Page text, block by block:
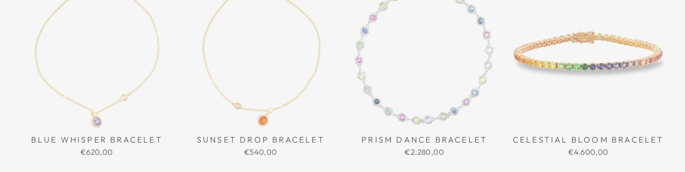
BLUE WHISPER BRACELET
€620,00
SUNSET DROP BRACELET
€540,00
PRISM DANCE BRACELET
€2.280,00
CELESTIAL BLOOM BRACELET
€4.600,00